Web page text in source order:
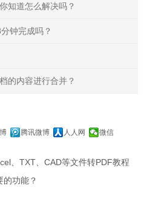
知道怎么解决吗？
钟完成吗？
的内容进行合并？
腾讯微博 人人网 微信
、TXT、CAD等文件转PDF教程
的功能？